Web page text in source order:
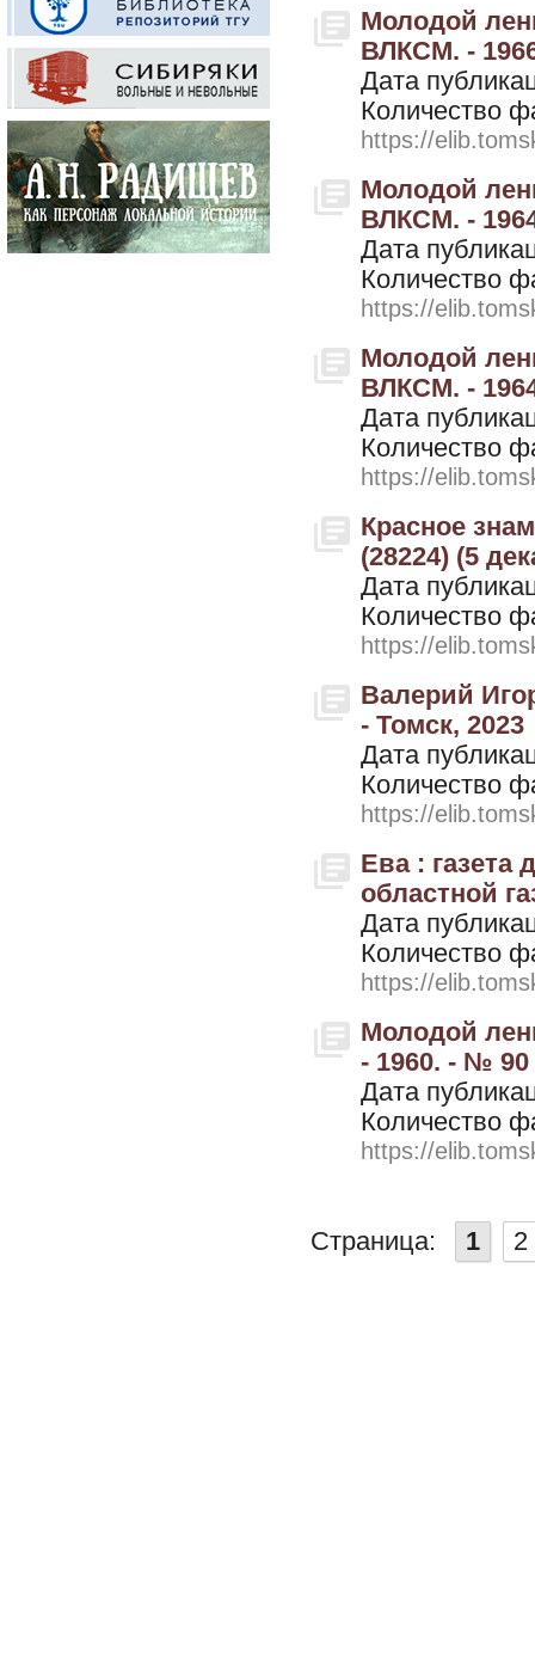
Молодой
ВЛКСМ. -
Дата
Количество
https://
Молодой
ВЛКСМ. -
Дата
Количество
https://
Молодой
ВЛКСМ. -
Дата
Количество
https://
Красное
(28224) (5
Дата
Количество
https://
Валерий
- Томск, 2023
Дата
Количество
https://
Ева : газета
областной
Дата
Количество
https://
Молодой
- 1960. - № 90
Дата
Количество
https://
Страница: 1 2